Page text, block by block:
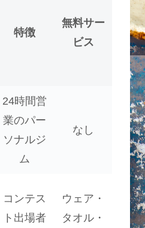
特徴
無料サー
ビス
24時間営
業のパー
ソナルジ
ム
なし
コンテス
ト出場者
ウェア・
タオル・